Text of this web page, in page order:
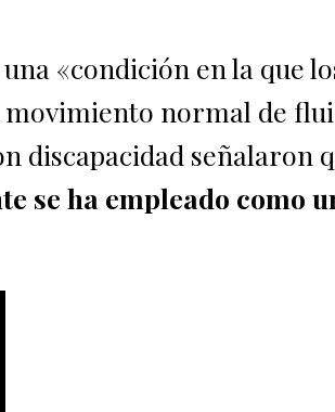
«condición en la que
movimiento normal de
discapacidad señalaron
se ha empleado como